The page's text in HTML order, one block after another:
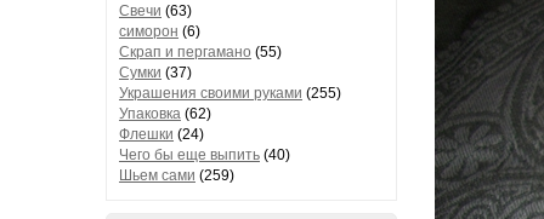
Свечи (63)
симорон (6)
Скрап и пергамано (55)
Сумки (37)
Украшения своими руками (255)
Упаковка (62)
Флешки (24)
Чего бы еще выпить (40)
Шьем сами (259)